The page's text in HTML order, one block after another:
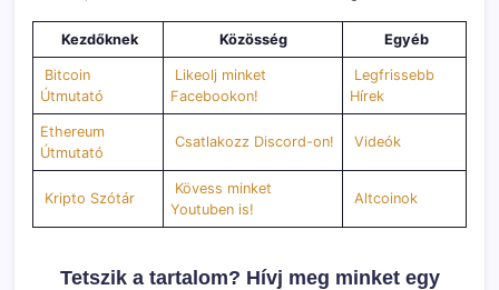
Kezdőknek Közösség Egyéb
Bitcoin
Útmutató
Likeolj minket
Facebookon!
Legfrissebb
Hírek
Ethereum
Útmutató
Csatlakozz Discord-on! Videók
Kripto Szótár
Kövess minket
Youtuben is!
Altcoinok
Tetszik a tartalom? Hívj meg minket egy